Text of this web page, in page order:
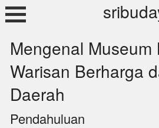
Skip
to
Mengenal Museum
Warisan Berharga
Daerah
Pendahuluan